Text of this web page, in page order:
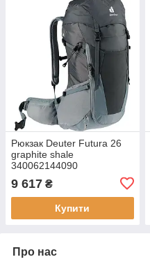
Рюкзак Deuter Futura 26
graphite shale
340062144090
9 617 ₴
Купити
Про нас